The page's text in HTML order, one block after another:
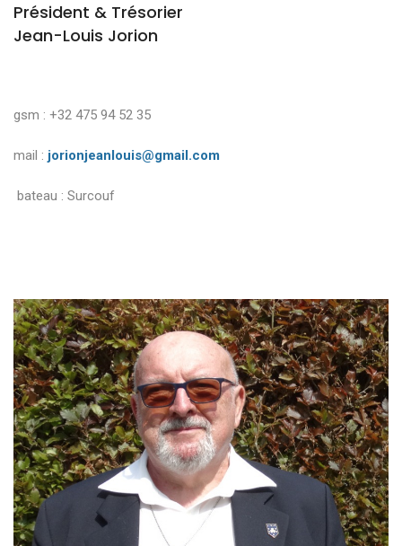
Président & Trésorier
Jean-Louis Jorion
gsm : +32 475 94 52 35
mail : jorionjeanlouis@gmail.com
bateau : Surcouf